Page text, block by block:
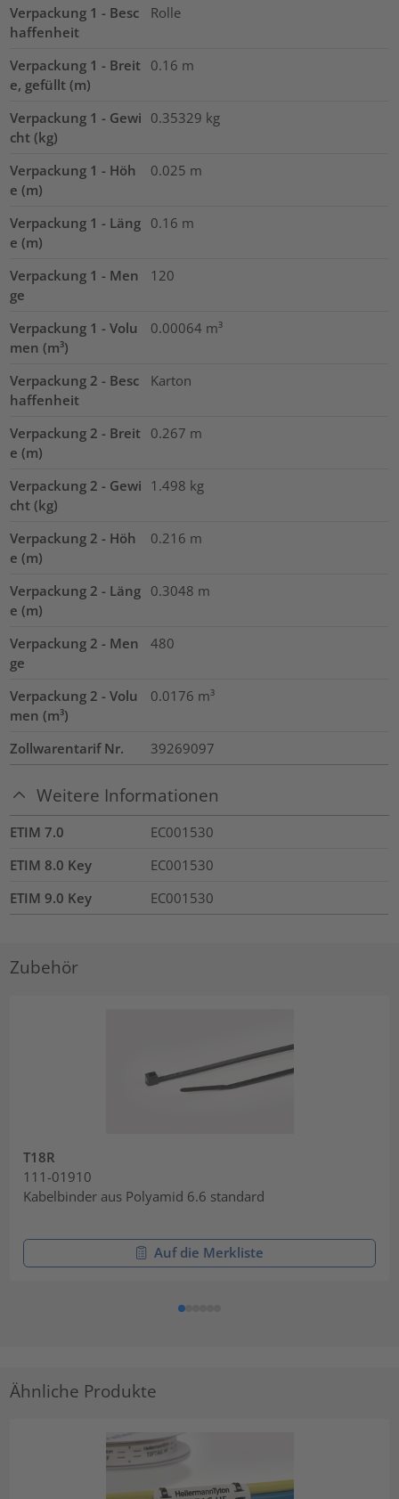
Verpackung 1 - Besc
haffenheit
Rolle
Verpackung 1 - Breit
e, gefüllt (m)
0.16 m
Verpackung 1 - Gewi
cht (kg)
0.35329 kg
Verpackung 1 - Höh
e (m)
0.025 m
Verpackung 1 - Läng
e (m)
0.16 m
Verpackung 1 - Men
ge
120
Verpackung 1 - Volu
men (m³)
0.00064 m³
Verpackung 2 - Besc
haffenheit
Karton
Verpackung 2 - Breit
e (m)
0.267 m
Verpackung 2 - Gewi
cht (kg)
1.498 kg
Verpackung 2 - Höh
e (m)
0.216 m
Verpackung 2 - Läng
e (m)
0.3048 m
Verpackung 2 - Men
ge
480
Verpackung 2 - Volu
men (m³)
0.0176 m³
Zollwarentarif Nr. 39269097
Weitere Informationen
ETIM 7.0
EC001530
ETIM 8.0 Key
EC001530
ETIM 9.0 Key
EC001530
Zubehör
T18R
111-01910
Kabelbinder aus Polyamid 6.6 standard
Auf die Merkliste
Ähnliche Produkte